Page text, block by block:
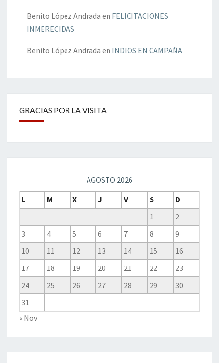
Benito López Andrada en FELICITACIONES
INMERECIDAS
Benito López Andrada en INDIOS EN CAMPAÑA
GRACIAS POR LA VISITA
AGOSTO 2026
L
M X J V S
D
1
2
3
4 5 6 7 8
9
10
11 12 13 14 15
16
17
18 19 20 21 22
23
24
25 26 27 28 29
30
31
« Nov